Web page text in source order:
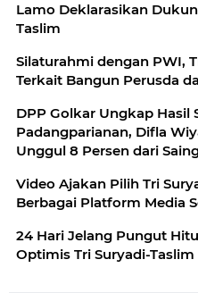
Lamo Deklarasikan
Taslim
Silaturahmi dengan PWI,
Terkait Bangun Perusda
DPP Golkar Ungkap Hasil
Padangparianan, Difla
Unggul 8 Persen dari
Video Ajakan Pilih Tri
Berbagai Platform Media
24 Hari Jelang Pungut
Optimis Tri Suryadi-